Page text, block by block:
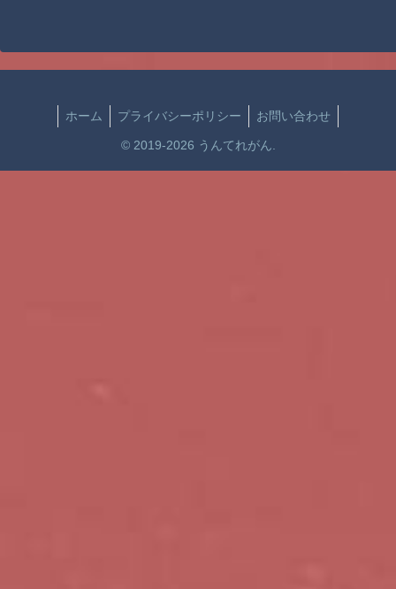
ホーム プライバシーポリシー お問い合わせ
© 2019-2026 うんてれがん.